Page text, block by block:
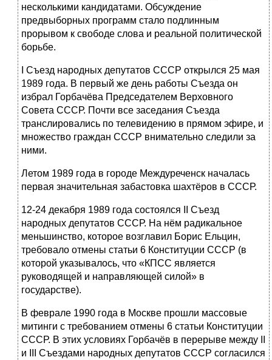
несколькими кандидатами. Обсуждение
предвыборных программ стало подлинным
прорывом к свободе слова и реальной политической
борьбе.
I Съезд народных депутатов СССР открылся 25 мая
1989 года. В первый же день работы Съезда он
избрал Горбачёва Председателем Верховного
Совета СССР. Почти все заседания Съезда
транслировались по телевидению в прямом эфире, и
множество граждан СССР внимательно следили за
ними.
Летом 1989 года в городе Междуреченск началась
первая значительная забастовка шахтёров в СССР.
12-24 декабря 1989 года состоялся II Съезд
народных депутатов СССР. На нём радикальное
меньшинство, которое возглавил Борис Ельцин,
требовало отмены статьи 6 Конституции СССР (в
которой указывалось, что «КПСС является
руководящей и направляющей силой» в
государстве).
В феврале 1990 года в Москве прошли массовые
митинги с требованием отмены 6 статьи Конституции
СССР. В этих условиях Горбачёв в перерыве между II
и III Съездами народных депутатов СССР согласился